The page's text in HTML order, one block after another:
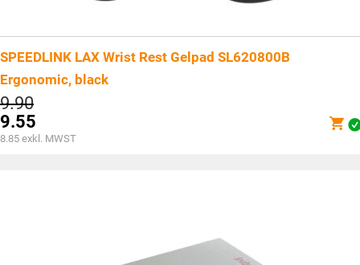
SPEEDLINK LAX Wrist Rest Gelpad SL620800B
Ergonomic, black
9.90Ursprünglicher
Preis
war:
CHF9.90
9.55
Aktueller
8.85 exkl. MWST